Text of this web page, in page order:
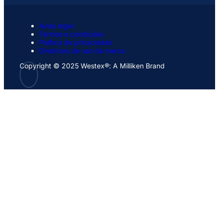
Aviso legal
Termos e condições
Política de privacidade
Diretrizes de uso da marca
Copyright © 2025 Westex®: A Milliken Brand